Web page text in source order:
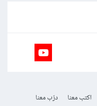
اكتب معنا
درّب معنا